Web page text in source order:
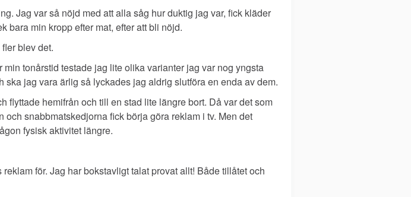
Jag var så nöjd med att alla såg hur duktig jag var, fick kläder
bara min kropp efter mat, efter att bli nöjd.
blev det.
tonårstid testade jag lite olika varianter jag var nog yngsta
jag vara ärlig så lyckades jag aldrig slutföra en enda av dem.
hemifrån och till en stad lite längre bort. Då var det som
snabbmatskedjorna fick börja göra reklam i tv. Men det
fysisk aktivitet längre.
för. Jag har bokstavligt talat provat allt! Både tillåtet och